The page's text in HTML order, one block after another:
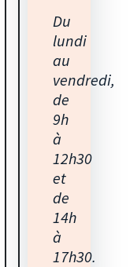
Du
lundi
au
vendredi,
de
9h
à
12h30
et
de
14h
à
17h30.